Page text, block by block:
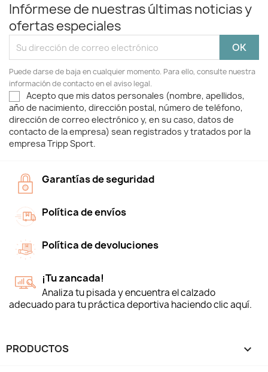
Infórmese de nuestras últimas noticias y
ofertas especiales
Puede darse de baja en cualquier momento. Para ello, consulte nuestra
información de contacto en el aviso legal.
Acepto que mis datos personales (nombre, apellidos,
año de nacimiento, dirección postal, número de teléfono,
dirección de correo electrónico y, en su caso, datos de
contacto de la empresa) sean registrados y tratados por la
empresa Tripp Sport.
Garantías de seguridad
Política de envíos
Política de devoluciones
¡Tu zancada!
Analiza tu pisada y encuentra el calzado
adecuado para tu práctica deportiva haciendo clic aquí.
PRODUCTOS 